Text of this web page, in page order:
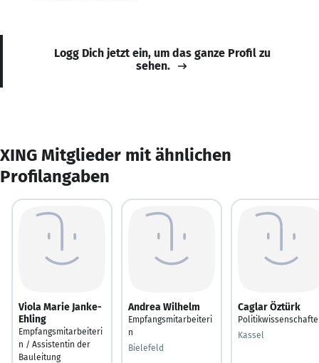
Logg Dich jetzt ein, um das ganze Profil zu
sehen.
XING Mitglieder mit ähnlichen
Profilangaben
Viola Marie Janke-
Ehling
Empfangsmitarbeiteri
n / Assistentin der
Bauleitung
Andrea Wilhelm
Empfangsmitarbeiteri
n
Bielefeld
Caglar Öztürk
Kassel